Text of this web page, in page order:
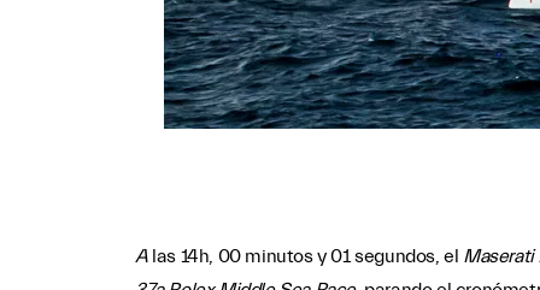
A las 14h, 00 minutos y 01 segundos, el